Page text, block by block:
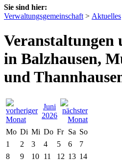
Sie sind hier:
Verwaltungsgemeinschaft > Aktuelles
Veranstaltungen
in Balzhausen,
und
Juni
2026
Mo Di Mi Do Fr Sa So
1
2 3 4 5 6
7
8
9 10 11 12 13 14